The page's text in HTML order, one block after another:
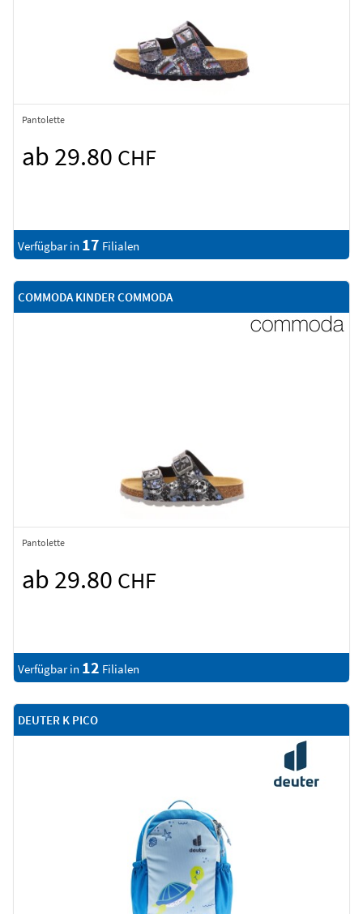
Pantolette
ab 29.80 CHF
Verfügbar in 17 Filialen
COMMODA KINDER COMMODA
Pantolette
ab 29.80 CHF
Verfügbar in 12 Filialen
DEUTER K PICO